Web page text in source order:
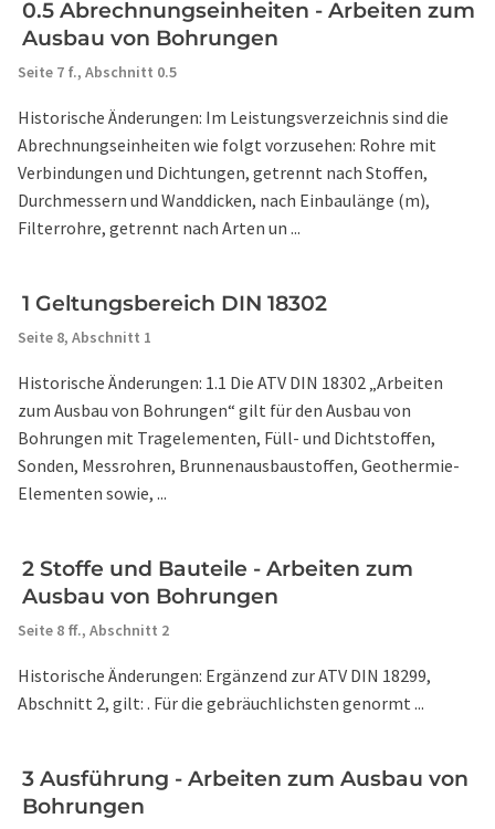
0.5 Abrechnungseinheiten - Arbeiten zum
Ausbau von Bohrungen
Seite 7 f., Abschnitt 0.5
Historische Änderungen: Im Leistungsverzeichnis sind die
Abrechnungseinheiten wie folgt vorzusehen: Rohre mit
Verbindungen und Dichtungen, getrennt nach Stoffen,
Durchmessern und Wanddicken, nach Einbaulänge (m),
Filterrohre, getrennt nach Arten un ...
1 Geltungsbereich DIN 18302
Seite 8, Abschnitt 1
Historische Änderungen: 1.1 Die ATV DIN 18302 „Arbeiten
zum Ausbau von Bohrungen“ gilt für den Ausbau von
Bohrungen mit Tragelementen, Füll- und Dichtstoffen,
Sonden, Messrohren, Brunnenausbaustoffen, Geothermie-
Elementen sowie, ...
2 Stoffe und Bauteile - Arbeiten zum
Ausbau von Bohrungen
Seite 8 ff., Abschnitt 2
Historische Änderungen: Ergänzend zur ATV DIN 18299,
Abschnitt 2, gilt: . Für die gebräuchlichsten genormt ...
3 Ausführung - Arbeiten zum Ausbau von
Bohrungen